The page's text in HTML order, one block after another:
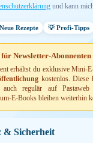
und kann
Rezepte 💡 Profi-Tipps
Newsletter-Abonnenten
erhältst du exklusive Mini-
kostenlos. Diese
auch regulär auf Pastaweb
E-Books bleiben weiterhin
& Sicherheit